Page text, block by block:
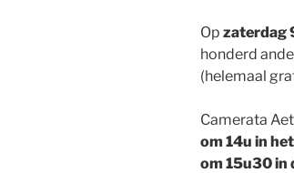
Op zaterdag
honderd
(helemaal
Camerata
om 14u in
om 15u30 in